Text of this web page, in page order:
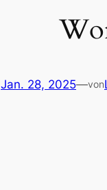
Jan. 28, 2025—von